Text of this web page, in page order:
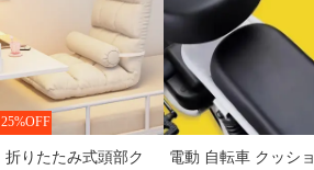
25%OFF
折りたたみ式頭部ク
電動 自転車 クッショ